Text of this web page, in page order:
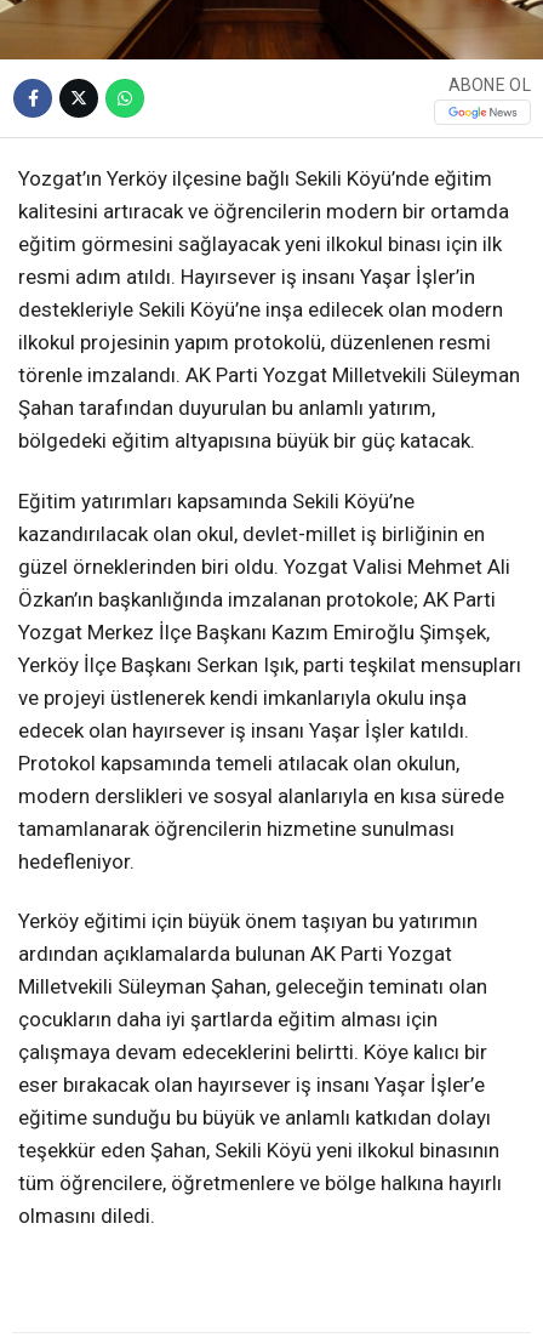
ABONE OL
Yozgat’ın Yerköy ilçesine bağlı Sekili Köyü’nde eğitim
kalitesini artıracak ve öğrencilerin modern bir ortamda
eğitim görmesini sağlayacak yeni ilkokul binası için ilk
resmi adım atıldı. Hayırsever iş insanı Yaşar İşler’in
destekleriyle Sekili Köyü’ne inşa edilecek olan modern
ilkokul projesinin yapım protokolü, düzenlenen resmi
törenle imzalandı. AK Parti Yozgat Milletvekili Süleyman
Şahan tarafından duyurulan bu anlamlı yatırım,
bölgedeki eğitim altyapısına büyük bir güç katacak.
Eğitim yatırımları kapsamında Sekili Köyü’ne
kazandırılacak olan okul, devlet-millet iş birliğinin en
güzel örneklerinden biri oldu. Yozgat Valisi Mehmet Ali
Özkan’ın başkanlığında imzalanan protokole; AK Parti
Yozgat Merkez İlçe Başkanı Kazım Emiroğlu Şimşek,
Yerköy İlçe Başkanı Serkan Işık, parti teşkilat mensupları
ve projeyi üstlenerek kendi imkanlarıyla okulu inşa
edecek olan hayırsever iş insanı Yaşar İşler katıldı.
Protokol kapsamında temeli atılacak olan okulun,
modern derslikleri ve sosyal alanlarıyla en kısa sürede
tamamlanarak öğrencilerin hizmetine sunulması
hedefleniyor.
Yerköy eğitimi için büyük önem taşıyan bu yatırımın
ardından açıklamalarda bulunan AK Parti Yozgat
Milletvekili Süleyman Şahan, geleceğin teminatı olan
çocukların daha iyi şartlarda eğitim alması için
çalışmaya devam edeceklerini belirtti. Köye kalıcı bir
eser bırakacak olan hayırsever iş insanı Yaşar İşler’e
eğitime sunduğu bu büyük ve anlamlı katkıdan dolayı
teşekkür eden Şahan, Sekili Köyü yeni ilkokul binasının
tüm öğrencilere, öğretmenlere ve bölge halkına hayırlı
olmasını diledi.